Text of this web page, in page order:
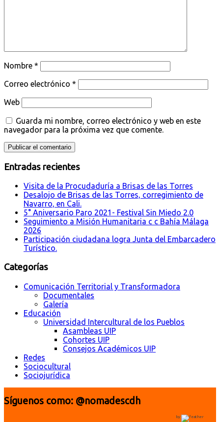
Nombre *
Correo electrónico *
Web
Guarda mi nombre, correo electrónico y web en este
navegador para la próxima vez que comente.
Entradas recientes
Visita de la Procudaduría a Brisas de las Torres
Desalojo de Brisas de las Torres, corregimiento de
Navarro, en Cali.
5° Aniversario Paro 2021- Festival Sin Miedo 2.0
Seguimiento a Misión Humanitaria c c Bahía Málaga
2026
Participación ciudadana logra Junta del Embarcadero
Turístico.
Categorías
Comunicación Territorial y Transformadora
Documentales
Galería
Educación
Universidad Intercultural de los Pueblos
Asambleas UIP
Cohortes UIP
Consejos Académicos UIP
Redes
Sociocultural
Sociojurídica
Síguenos como: @nomadescdh
by